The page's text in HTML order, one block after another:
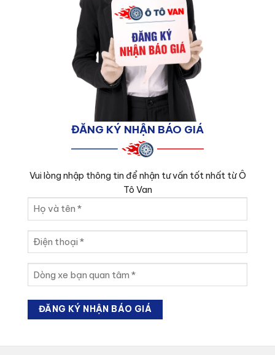
ĐĂNG KÝ NHẬN BÁO GIÁ
Vui lòng nhập thông tin để nhận tư vấn tốt nhất từ Ô
Tô Van
và
tên
(Required)
thoại
xe
bạn
quan
(Required)